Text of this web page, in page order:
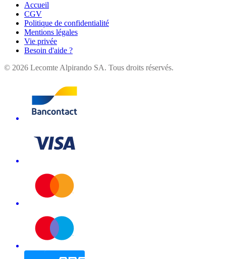
Accueil
CGV
Politique de confidentialité
Mentions légales
Vie privée
Besoin d'aide ?
© 2026 Lecomte Alpirando SA. Tous droits réservés.